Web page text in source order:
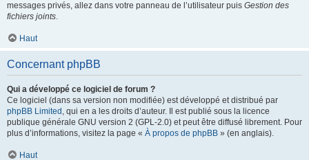
messages privés, allez dans votre panneau de l’utilisateur puis Gestion des
fichiers joints.
Haut
Concernant phpBB
Qui a développé ce logiciel de forum ?
Ce logiciel (dans sa version non modifiée) est développé et distribué par
phpBB Limited , qui en a les droits d’auteur. Il est publié sous la licence
publique générale GNU version 2 (GPL-2.0) et peut être diffusé librement. Pour
plus d’informations, visitez la page « À propos de phpBB » (en anglais).
Haut